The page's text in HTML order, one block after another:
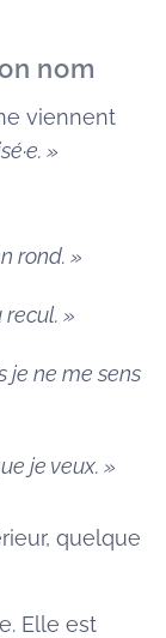
nom
viennent
»
rond. »
»
je ne me sens
je veux. »
quelque
Elle est